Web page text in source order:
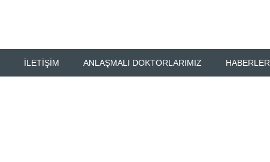
İLETIŞIM ANLAŞMALI DOKTORLARIMIZ HABERLER